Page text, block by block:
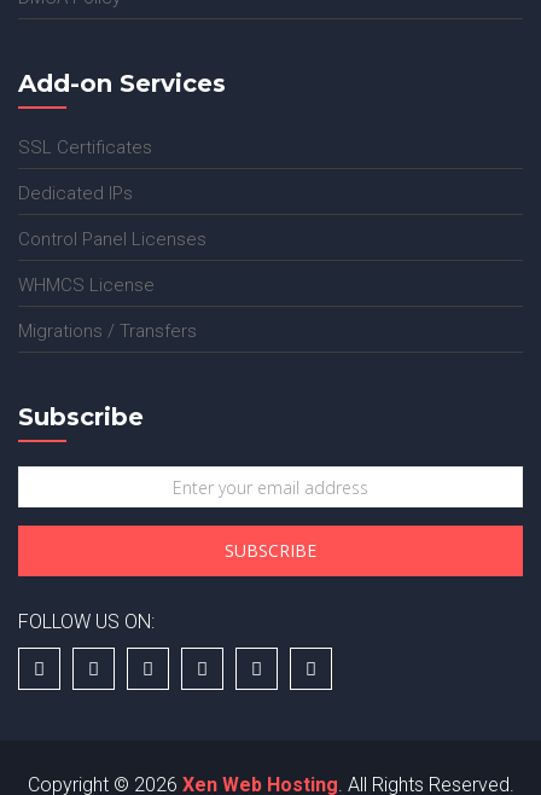
Add-on Services
SSL Certificates
Dedicated IPs
Control Panel Licenses
WHMCS License
Migrations / Transfers
Subscribe
FOLLOW US ON:
Copyright © 2026 Xen Web Hosting. All Rights Reserved.